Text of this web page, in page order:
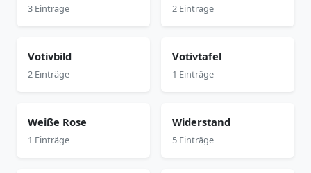
3 Einträge 2 Einträge
Votivbild
2 Einträge
Votivtafel
1 Einträge
Weiße Rose
1 Einträge
Widerstand
5 Einträge